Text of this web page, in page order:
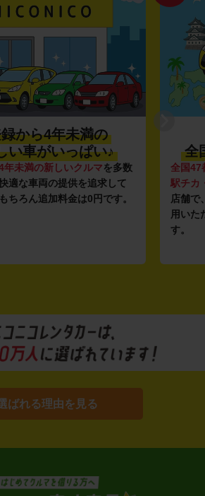
から4年未満の
い車がいっぱい♪
年未満の新しいクルマを多数
適な車両の提供を追求して
ちろん追加料金は0円です。
全
全国47
駅チカ
店舗で
用いた
す。
ばれる理由を見る